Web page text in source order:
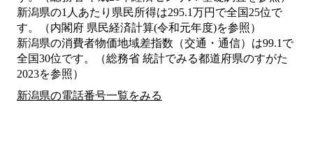
新潟県の1人あたり県民所得は295.1万円で全国25位で
す。（内閣府 県民経済計算(令和元年度)を参照）
新潟県の消費者物価地域差指数（交通・通信）は99.1で
全国30位です。（総務省 統計でみる都道府県のすがた
2023を参照）
新潟県の電話番号一覧をみる